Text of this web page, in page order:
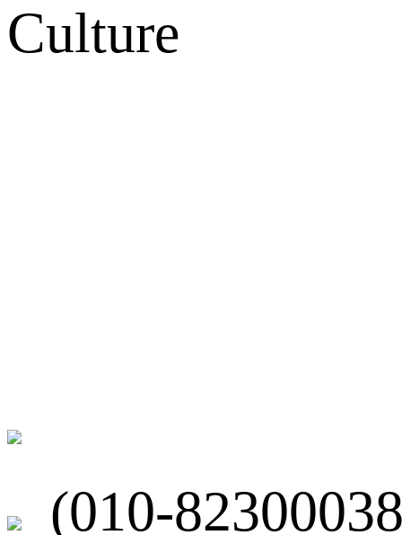
Culture
(010-